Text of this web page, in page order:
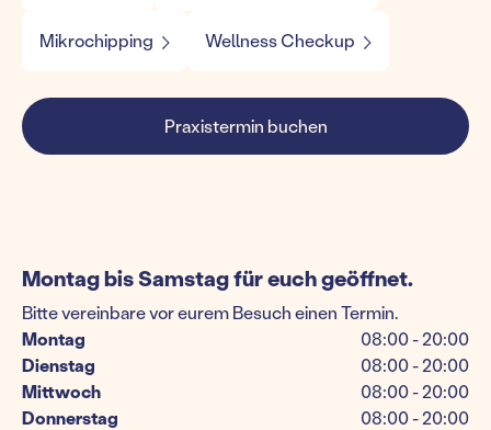
Mikrochipping Wellness Checkup
Praxistermin buchen
Montag bis Samstag für euch geöffnet.
Bitte vereinbare vor eurem Besuch einen Termin.
Montag
08:00 - 20:00
Dienstag
08:00 - 20:00
Mittwoch
08:00 - 20:00
Donnerstag
08:00 - 20:00